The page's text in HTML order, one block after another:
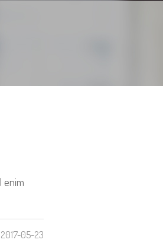
enim
2017-05-23